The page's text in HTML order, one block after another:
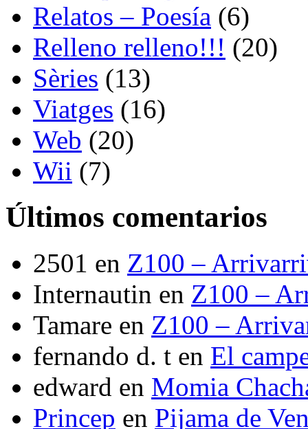
Relatos – Poesía (6)
Relleno relleno!!! (20)
Sèries (13)
Viatges (16)
Web (20)
Wii (7)
Últimos comentarios
2501 en Z100 –
Internautin en Z100 –
Tamare en Z100 –
fernando d. t en El
edward en Momia
Princep en Pijama de